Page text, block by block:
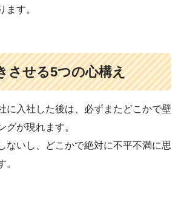
ます。
させる5つの心構え
に入社した後は、必ずまたどこかで壁
グが現れます。
ないし、どこかで絶対に不平不満に思
。